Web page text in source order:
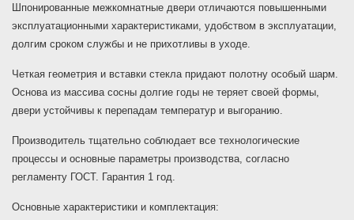
Шпонированные межкомнатные двери отличаются повышенными
эксплуатационными характеристиками, удобством в эксплуатации,
долгим сроком службы и не прихотливы в уходе.
Четкая геометрия и вставки стекла придают полотну особый шарм.
Основа из массива сосны долгие годы не теряет своей формы,
двери устойчивы к перепадам температур и выгоранию.
Производитель тщательно соблюдает все технологические
процессы и основные параметры производства, согласно
регламенту ГОСТ. Гарантия 1 год.
Основные характеристики и комплектация: